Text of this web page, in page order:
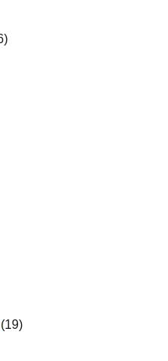
(19)